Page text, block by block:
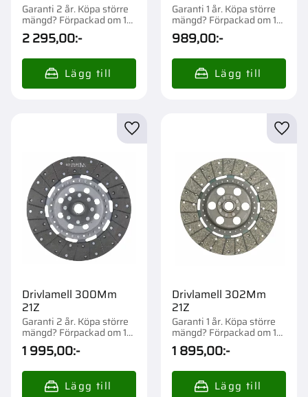
Garanti 2 år. Köpa större
mängd? Förpackad om 1
st.
2 295,00:-
Garanti 1 år. Köpa större
mängd? Förpackad om 1
st.
989,00:-
Drivlamell 300Mm
21Z
Garanti 2 år. Köpa större
mängd? Förpackad om 1
st.
1 995,00:-
Lägg till i favoriter
Drivlamell 302Mm
21Z
Garanti 1 år. Köpa större
mängd? Förpackad om 1
st.
1 895,00:-